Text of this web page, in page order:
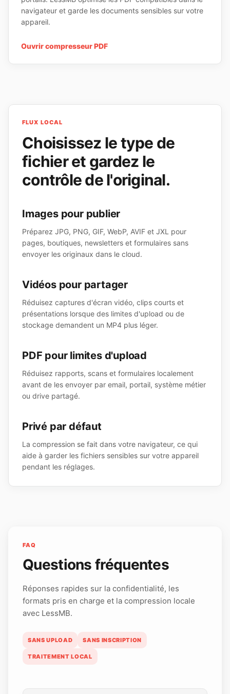
navigateur et garde les documents sensibles sur votre
appareil.
Ouvrircompresseur PDF
FLUX LOCAL
Choisissez le type de
fichier et gardez le
contrôle de l'original.
Images pour publier
Préparez JPG, PNG, GIF, WebP, AVIF et JXL pour
pages, boutiques, newsletters et formulaires sans
envoyer les originaux dans le cloud.
Vidéos pour partager
Réduisez captures d'écran vidéo, clips courts et
présentations lorsque des limites d'upload ou de
stockage demandent un MP4 plus léger.
PDF pour limites d'upload
Réduisez rapports, scans et formulaires localement
avant de les envoyer par email, portail, système métier
ou drive partagé.
Privé par défaut
La compression se fait dans votre navigateur, ce qui
aide à garder les fichiers sensibles sur votre appareil
pendant les réglages.
FAQ
Questions fréquentes
Réponses rapides sur la confidentialité, les
formats pris en charge et la compression locale
avec LessMB.
SANS UPLOAD SANS INSCRIPTION
TRAITEMENT LOCAL